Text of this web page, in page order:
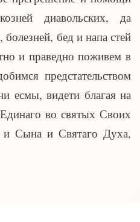
диавольских, да
бед и напа стей
и праведно поживем в
предстательством
есмы, видети благая на
во святых Своих
и Сына и Святаго Духа,